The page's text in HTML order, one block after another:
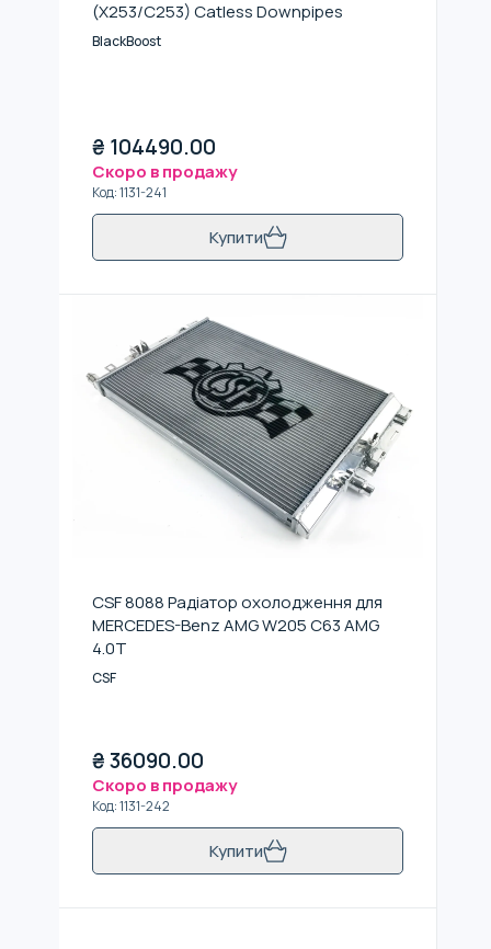
(X253/C253) Catless Downpipes
BlackBoost
₴ 104490.00
Скоро в продажу
Код:1131-241
Купити
CSF 8088 Радіатор охолодження для
MERCEDES-Benz AMG W205 C63 AMG
4.0T
CSF
₴36090.00
Скоро в продажу
Код:1131-242
Купити